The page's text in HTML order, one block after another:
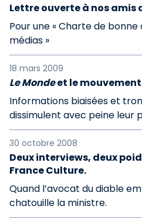
Lettre ouverte à nos amis
Pour une « Charte de
médias »
18 mars 2009
Le Mondeet le
Informations biaisées et
dissimulent avec peine leur
30 octobre 2008
Deux interviews, deux
France Culture.
Quand l’avocat du diable
chatouille la ministre.